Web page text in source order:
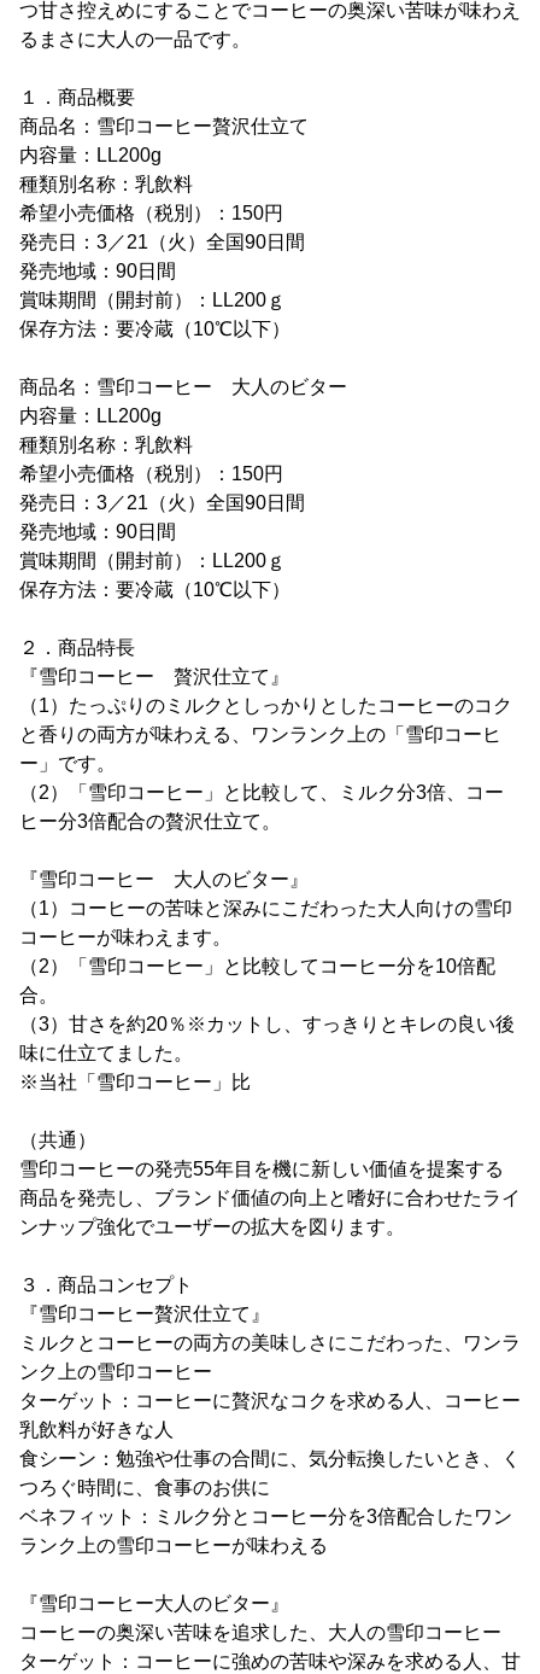
つ甘さ控えめにすることでコーヒーの奥深い苦味が味わえ
るまさに大人の一品です。
１．商品概要
商品名：雪印コーヒー贅沢仕立て
内容量：LL200g
種類別名称：乳飲料
希望小売価格（税別）：150円
発売日：3／21（火）全国90日間
発売地域：90日間
賞味期間（開封前）：LL200ｇ
保存方法：要冷蔵（10℃以下）
商品名：雪印コーヒー 大人のビター
内容量：LL200g
種類別名称：乳飲料
希望小売価格（税別）：150円
発売日：3／21（火）全国90日間
発売地域：90日間
賞味期間（開封前）：LL200ｇ
保存方法：要冷蔵（10℃以下）
２．商品特長
『雪印コーヒー 贅沢仕立て』
（1）たっぷりのミルクとしっかりとしたコーヒーのコク
と香りの両方が味わえる、ワンランク上の「雪印コーヒ
ー」です。
（2）「雪印コーヒー」と比較して、ミルク分3倍、コー
ヒー分3倍配合の贅沢仕立て。
『雪印コーヒー 大人のビター』
（1）コーヒーの苦味と深みにこだわった大人向けの雪印
コーヒーが味わえます。
（2）「雪印コーヒー」と比較してコーヒー分を10倍配
合。
（3）甘さを約20％※カットし、すっきりとキレの良い後
味に仕立てました。
※当社「雪印コーヒー」比
（共通）
雪印コーヒーの発売55年目を機に新しい価値を提案する
商品を発売し、ブランド価値の向上と嗜好に合わせたライ
ンナップ強化でユーザーの拡大を図ります。
３．商品コンセプト
『雪印コーヒー贅沢仕立て』
ミルクとコーヒーの両方の美味しさにこだわった、ワンラ
ンク上の雪印コーヒー
ターゲット：コーヒーに贅沢なコクを求める人、コーヒー
乳飲料が好きな人
食シーン：勉強や仕事の合間に、気分転換したいとき、く
つろぐ時間に、食事のお供に
ベネフィット：ミルク分とコーヒー分を3倍配合したワン
ランク上の雪印コーヒーが味わえる
『雪印コーヒー大人のビター』
コーヒーの奥深い苦味を追求した、大人の雪印コーヒー
ターゲット：コーヒーに強めの苦味や深みを求める人、甘